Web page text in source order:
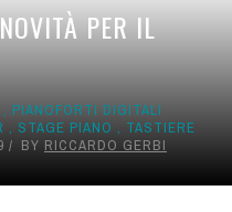
PER IL
, PIANOFORTI DIGITALI
, STAGE PIANO , TASTIERE
BY RICCARDO GERBI